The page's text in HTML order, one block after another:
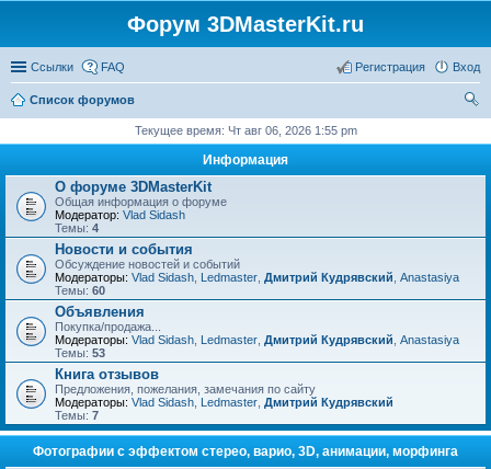
Форум 3DMasterKit.ru
Ссылки FAQ Вход
Регистрация
Список форумов
Текущее время: Чт авг 06, 2026 1:55 pm
Информация
О форуме 3DMasterKit
Общая информация о форуме
Модератор: Vlad Sidash
Темы: 4
Новости и события
Обсуждение новостей и событий
Модераторы: Vlad Sidash Ledmaster Дмитрий Кудрявский Anastasiya
Темы: 60
Объявления
Покупка/продажа...
Модераторы: Vlad Sidash Ledmaster Дмитрий Кудрявский Anastasiya
Темы: 53
Книга отзывов
Предложения, пожелания, замечания по сайту
Модераторы: Vlad Sidash Ledmaster Дмитрий Кудрявский
Темы: 7
Фотографии с эффектом стерео, варио, 3D, анимации, морфинга